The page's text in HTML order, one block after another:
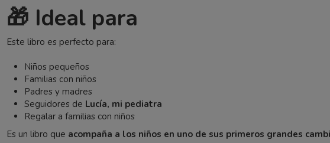
🎁 Ideal para
Este libro es perfecto para:
Niños pequeños
Familias con niños
Padres y madres
Seguidores de Lucía, mi pediatra
Regalar a familias con niños
Es un libro que acompaña a los niños en uno de sus primeros grandes